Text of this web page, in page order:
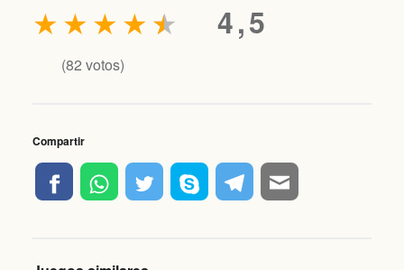
4,5
★
★
★
★
★
(82 votos)
Compartir